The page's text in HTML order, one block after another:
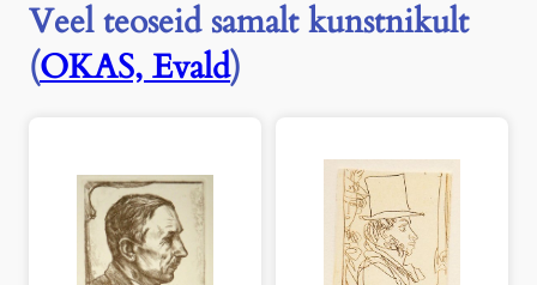
1
9
8
Veel teoseid samalt kunstnikult
(OKAS, Evald)